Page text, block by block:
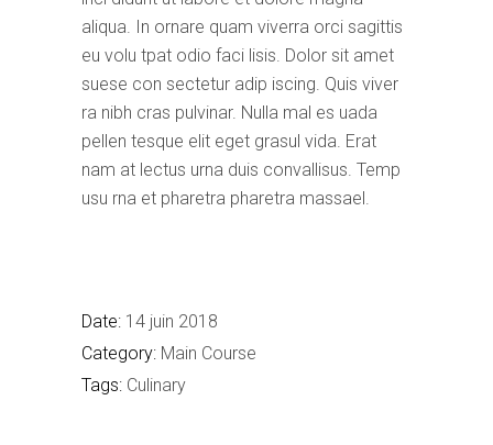
aliqua. In ornare quam viverra orci sagittis
eu volu tpat odio faci lisis. Dolor sit amet
suese con sectetur adip iscing. Quis viver
ra nibh cras pulvinar. Nulla mal es uada
pellen tesque elit eget grasul vida. Erat
nam at lectus urna duis convallisus. Temp
usu rna et pharetra pharetra massael.
Date: 14 juin 2018
Category: Main Course
Tags: Culinary